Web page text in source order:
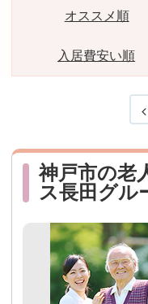
スタッフ紹介
おすすめ施設特集
オススメ順
入居費安い順
神戸市の老
ス長田グル